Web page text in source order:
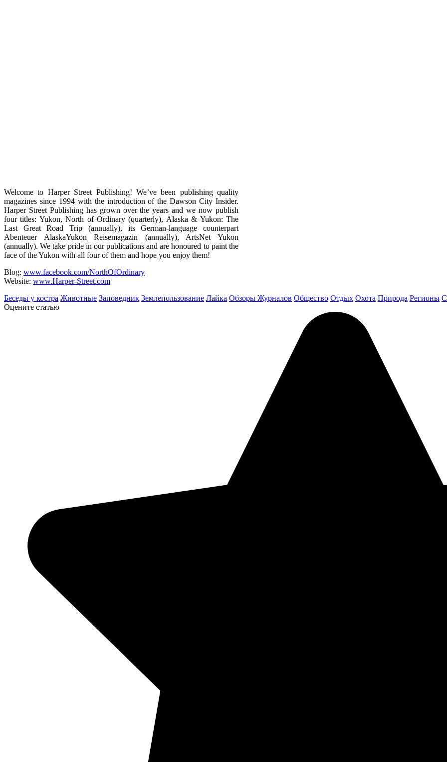
Welcome to Harper Street Publishing! We’ve been publishing quality
magazines since 1994 with the introduction of the Dawson City Insider.
Harper Street Publishing has grown over the years and we now publish
four titles: Yukon, North of Ordinary (quarterly), Alaska & Yukon: The
Last Great Road Trip (annually), its German-language counterpart
Abenteuer AlaskaYukon Reisemagazin (annually), ArtsNet Yukon
(annually). We take pride in our publications and are honoured to paint the
face of the Yukon with all four of them and hope you enjoy them!
Blog: www.facebook.com/NorthOfOrdinary
Website: www.Harper-Street.com
Беседы у костра Животные Заповедник Землепользование Лайка Обзоры Журналов Общество Отдых Охота Природа Регионы
Оцените статью